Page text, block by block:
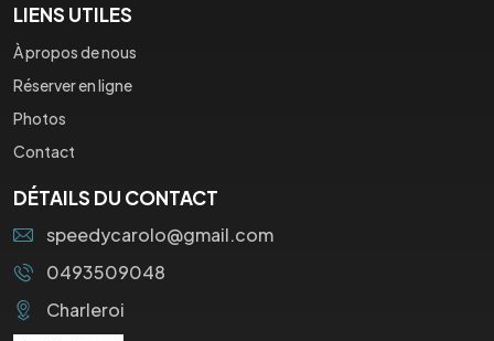
LIENS UTILES
À propos de nous
Réserver en ligne
Photos
Contact
DÉTAILS DU CONTACT
speedycarolo@gmail.com
0493509048
Charleroi